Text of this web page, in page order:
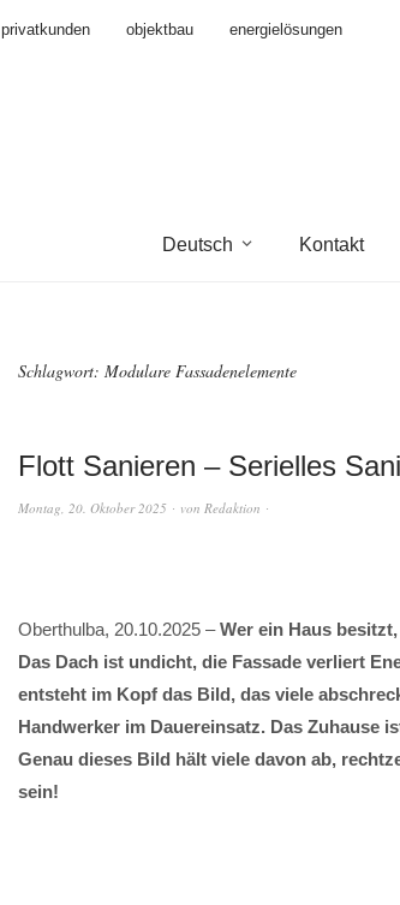
privatkunden objektbau
energielösungen
Deutsch Kontakt
Schlagwort: Modulare Fassadenelemente
Flott Sanieren – Serielles
Montag, 20. Oktober 2025 von Redaktion
Oberthulba, 20.10.2025 –Wer ein Haus
Das Dach ist undicht, die Fassade verliert
entsteht im Kopf das Bild, das viele
Handwerker im Dauereinsatz. Das Zuhause
Genau dieses Bild hält viele davon ab,
sein!